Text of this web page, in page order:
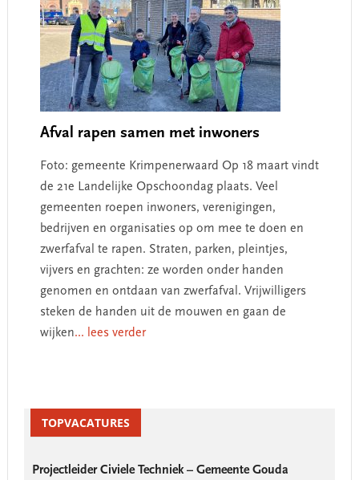
Afval rapen samen met inwoners
Foto: gemeente Krimpenerwaard Op 18 maart vindt
de 21e Landelijke Opschoondag plaats. Veel
gemeenten roepen inwoners, verenigingen,
bedrijven en organisaties op om mee te doen en
zwerfafval te rapen. Straten, parken, pleintjes,
vijvers en grachten: ze worden onder handen
genomen en ontdaan van zwerfafval. Vrijwilligers
steken de handen uit de mouwen en gaan de
wijken... lees verder
SidebarTOPVACATURES
Projectleider Civiele Techniek – Gemeente Gouda